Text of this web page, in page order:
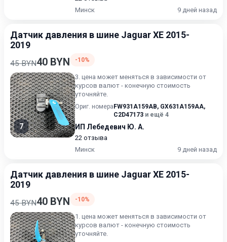
Минск
9 дней назад
Датчик давления в шине Jaguar XE 2015-
2019
45 BYN40 BYN -10%
7
3. цена может меняться в зависимости от
курсов валют - конечную стоимость
уточняйте.
Ориг. номера FW931A159AB, GX631A159AA,
C2D47173 и ещё 4
ИП Лебедевич Ю. А.
22 отзыва
Минск
9 дней назад
Датчик давления в шине Jaguar XE 2015-
2019
45 BYN40 BYN -10%
1. цена может меняться в зависимости от
курсов валют - конечную стоимость
уточняйте.